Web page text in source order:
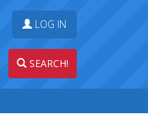
LOG IN
SEARCH!